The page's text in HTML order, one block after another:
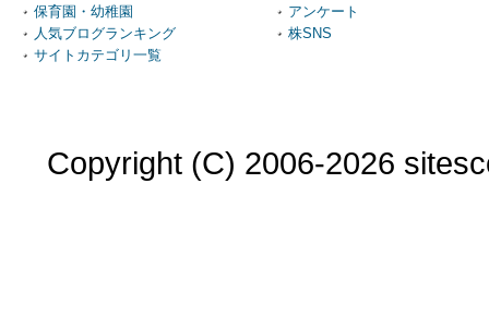
保育園・幼稚園
人気ブログランキング
サイトカテゴリ一覧
アンケート
株SNS
Copyright (C) 2006-2026